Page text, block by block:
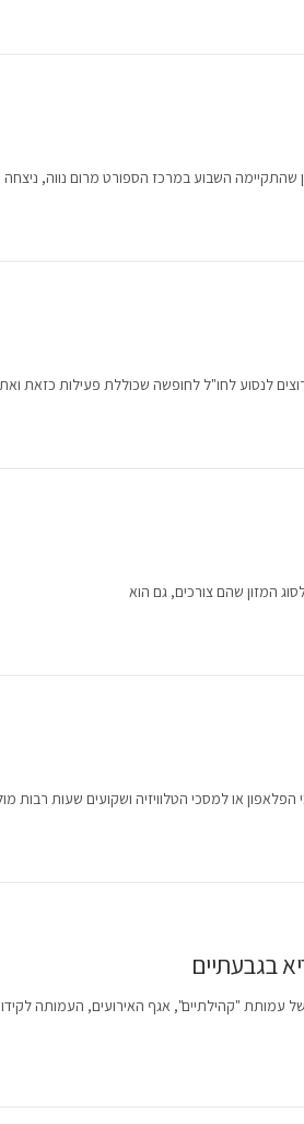
השבוע במרכז הספורט מרום נווה,
לנסוע לחו"ל לחופשה שכוללת פעילות כזאת
המזון שהם צורכים, גם הוא
או למסכי הטלוויזיה ושקועים שעות רבות
התאריכים 7-10.6 כחלק משיתוף פעולה של עמותת "קהילתיים", אגף האירועים, העמותה